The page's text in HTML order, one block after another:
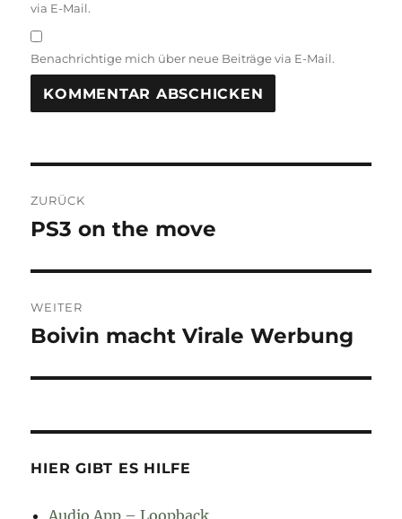
via E-Mail.
Benachrichtige mich über neue Beiträge via E-Mail.
ZURÜCK
Vorheriger
PS3 on the move
WEITER
Nächster
Boivin macht Virale Werbung
HIER GIBT ES HILFE